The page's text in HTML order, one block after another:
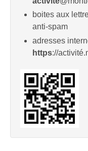
boites aux
anti-spam
adresses
https://